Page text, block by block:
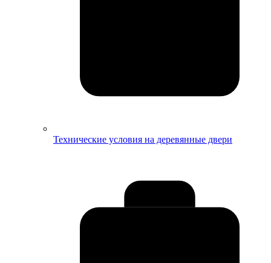
Технические условия на деревянные двери